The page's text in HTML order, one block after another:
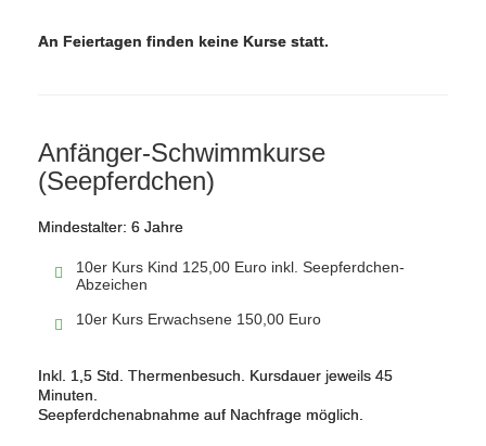
An Feiertagen finden keine Kurse statt.
Anfänger-Schwimmkurse
(Seepferdchen)
Mindestalter: 6 Jahre
10er Kurs Kind 125,00 Euro inkl. Seepferdchen-
Abzeichen
10er Kurs Erwachsene 150,00 Euro
Inkl. 1,5 Std. Thermenbesuch. Kursdauer jeweils 45
Minuten.
Seepferdchenabnahme auf Nachfrage möglich.